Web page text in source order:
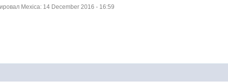
Mexica: 14 December 2016 - 16:59